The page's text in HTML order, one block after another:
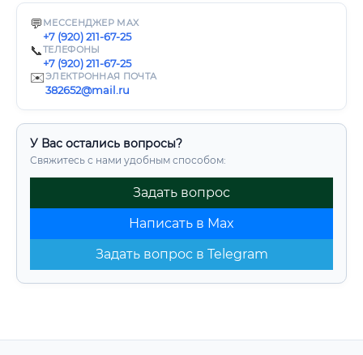
💬 МЕССЕНДЖЕР MAX
+7 (920) 211-67-25
📞ТЕЛЕФОНЫ
+7 (920) 211-67-25
✉️ЭЛЕКТРОННАЯ ПОЧТА
382652@mail.ru
У Вас остались вопросы?
Свяжитесь с нами удобным способом:
Задать вопрос
Написать в Max
Задать вопрос в Telegram